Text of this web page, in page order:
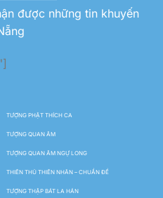
được những tin khuyến
TƯỢNG PHẬT THÍCH CA
TƯỢNG QUAN ÂM
TƯỢNG QUAN ÂM NGỰ LONG
THIÊN THỦ THIÊN NHÃN – CHUẨN ĐỀ
TƯỢNG THẬP BÁT LA HÁN